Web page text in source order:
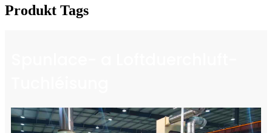
Produkt Tags